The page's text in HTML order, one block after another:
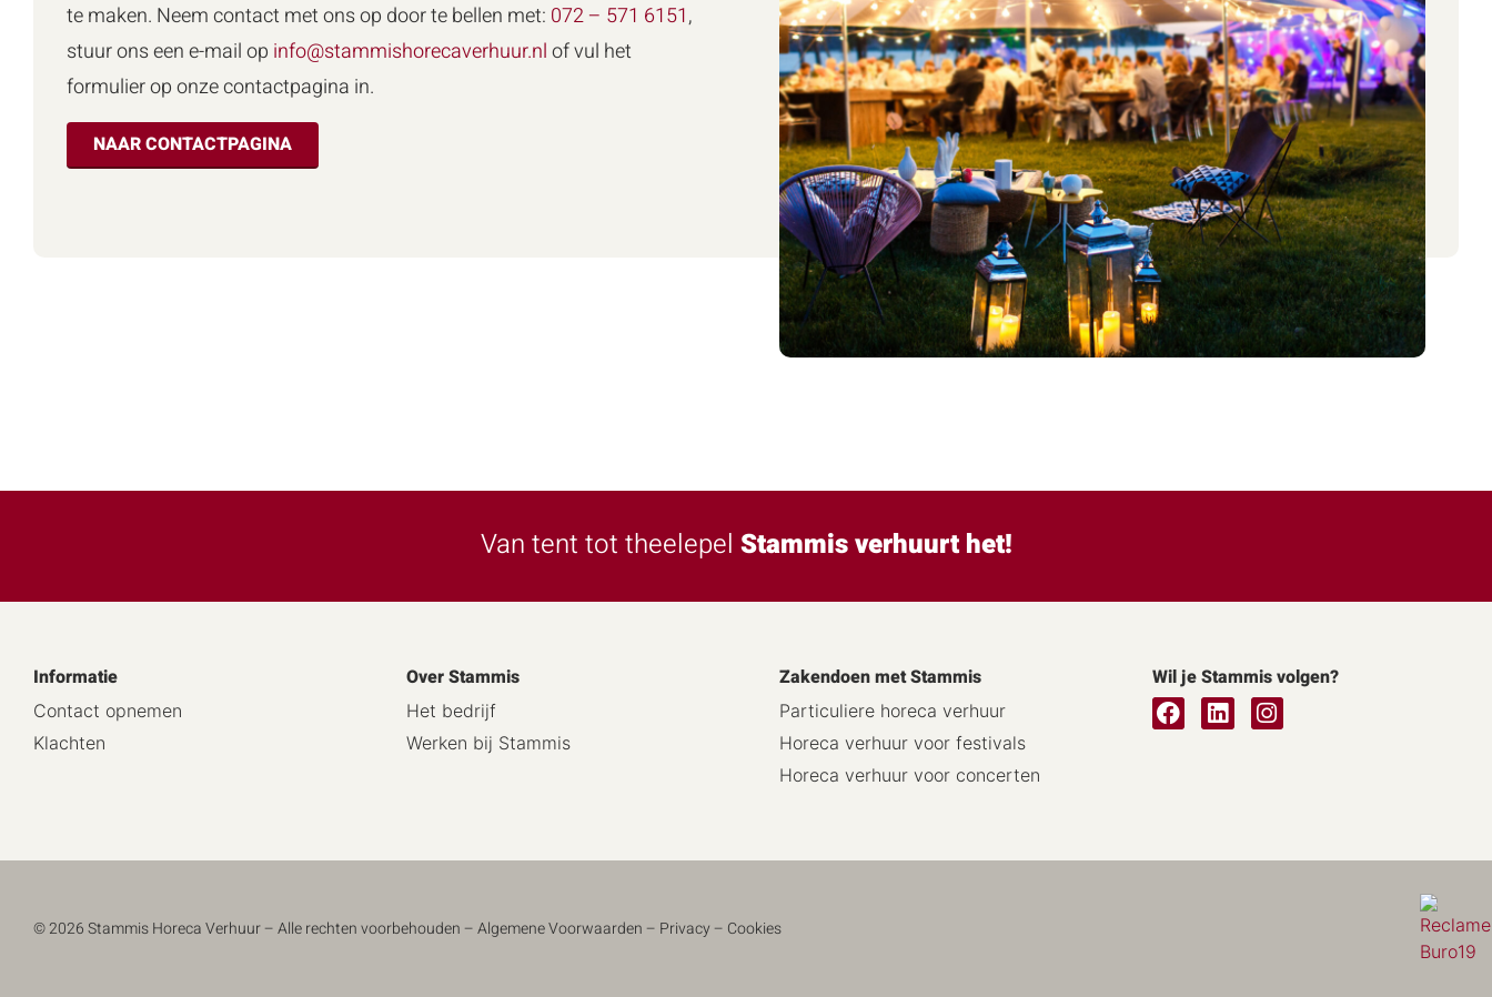
te maken. Neem contact met ons op door te bellen met: 072 – 571 6151,
stuur ons een e-mail op info@stammishorecaverhuur.nlof vul het
formulier op onze contactpagina in.
NAAR CONTACTPAGINA
Van tent tot theelepel Stammis verhuurt het!
Informatie
Contact opnemen
Klachten
Over Stammis
Het bedrijf
Werken bij Stammis
Zakendoen met Stammis
Particuliere horeca verhuur
Horeca verhuur voor festivals
Horeca verhuur voor concerten
Wil je Stammis volgen?
© 2026 Stammis Horeca Verhuur – Alle rechten voorbehouden –Algemene Voorwaarden– Privacy– Cookies